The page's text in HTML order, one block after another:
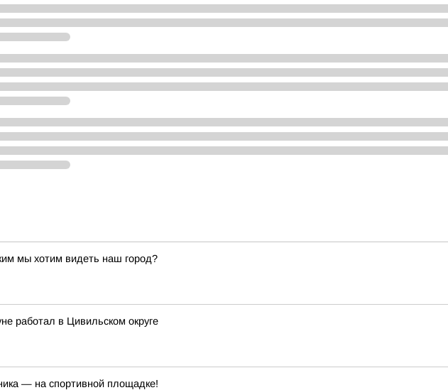
мы хотим видеть наш город?
работал в Цивильском округе
— на спортивной площадке!